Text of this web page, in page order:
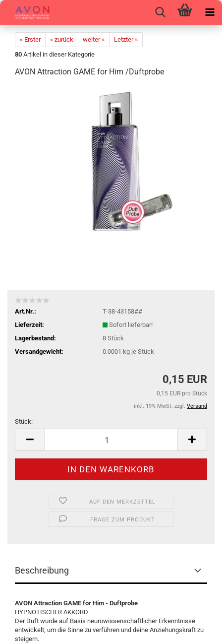
« Erster « zurück weiter »
Letzter »
80 Artikel in dieser Kategorie
AVON At­trac­tion GAME for Him /Duft­pro­be
Art.Nr.:
T-38-43158##
Lieferzeit:
Sofort lieferbar!
Lagerbestand:
8 Stück
Versandgewicht:
0.0001 kg je Stück
0,15 EUR
0,15 EUR pro Stück
inkl. 19% MwSt. zzgl. Versand
Stück:
AUF DEN MERKZETTEL
FRAGE ZUM PRODUKT
Beschreibung
AVON Attraction GAME for Him - Duftprobe
HYPNOTISCHER AKKORD
Der Duft wurde auf Basis neurowissenschaftlicher Erkenntnisse
entwickelt, um die Sinne zu verführen und deine Anziehungskraft zu
steigern.